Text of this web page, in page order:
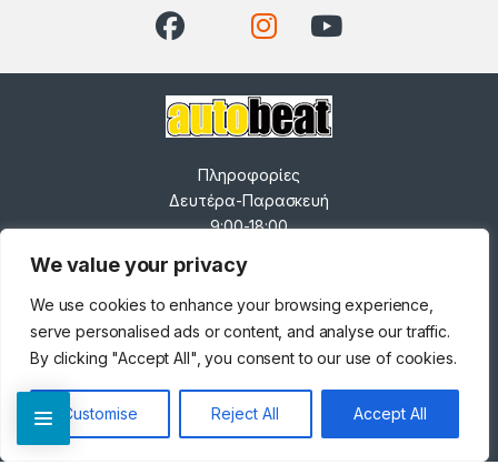
We value your privacy
We use cookies to enhance your browsing experience,
serve personalised ads or content, and analyse our traffic.
By clicking "Accept All", you consent to our use of cookies.
Customise Reject All Accept All
Πληροφορίες
Δευτέρα-Παρασκευή
9:00-18:00
------------------------------
-----
Ανδρέα Παπανδρέου 82,
Κορδελιό 563 34
+30 231 025 6534
- info@autobeat.gr